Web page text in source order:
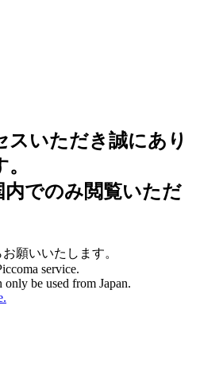
スいただき誠にあり
でのみ閲覧いただ
願いいたします。
service.
be used from Japan.